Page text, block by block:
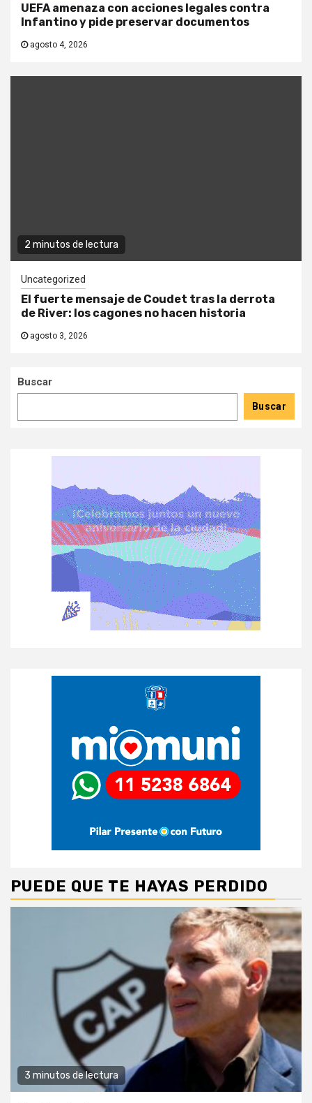
UEFA amenaza con acciones legales contra
Infantino y pide preservar documentos
agosto 4, 2026
2 minutos de lectura
Uncategorized
El fuerte mensaje de Coudet tras la derrota
de River: los cagones no hacen historia
agosto 3, 2026
Buscar
Buscar
PUEDE QUE TE HAYAS PERDIDO
3 minutos de lectura